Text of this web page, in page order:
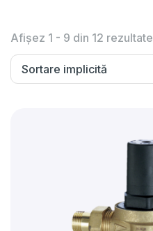
Afișez 1 - 9 din 12 rezultate